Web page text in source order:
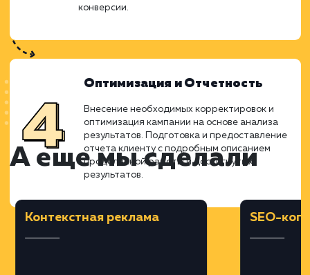
Рекламы
Анализ ключевых слов и выявление
запросов. Подбор минус-фраз,
корректировка ставок и определение
бюджета кампании. Разработка
вариантов объявлений, учитывая
Новгород и Нижегородская обл.).